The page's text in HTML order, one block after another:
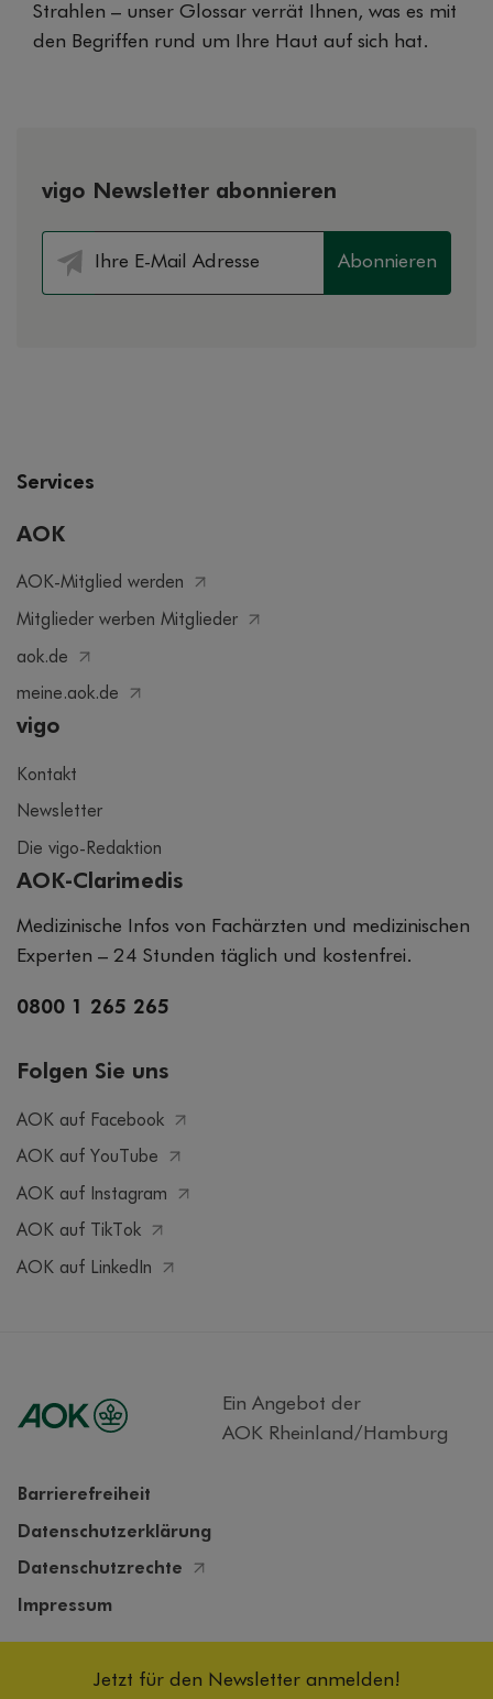
Strahlen – unser Glossar verrät Ihnen, was es mit
den Begriffen rund um Ihre Haut auf sich hat.
vigo Newsletter abonnieren
Abonnieren
Services
AOK
AOK-Mitglied werden
Mitglieder werben Mitglieder
aok.de
meine.aok.de
vigo
Kontakt
Newsletter
Die vigo-Redaktion
AOK-Clarimedis
Medizinische Infos von Fachärzten und medizinischen
Experten – 24 Stunden täglich und kostenfrei.
0800 1 265 265
Folgen Sie uns
AOK auf Facebook
AOK auf YouTube
AOK auf Instagram
AOK auf TikTok
AOK auf LinkedIn
Ein Angebot der
AOK Rheinland/Hamburg
Barrierefreiheit
Datenschutzerklärung
Datenschutzrechte
Impressum
Jetzt für den Newsletter anmelden!